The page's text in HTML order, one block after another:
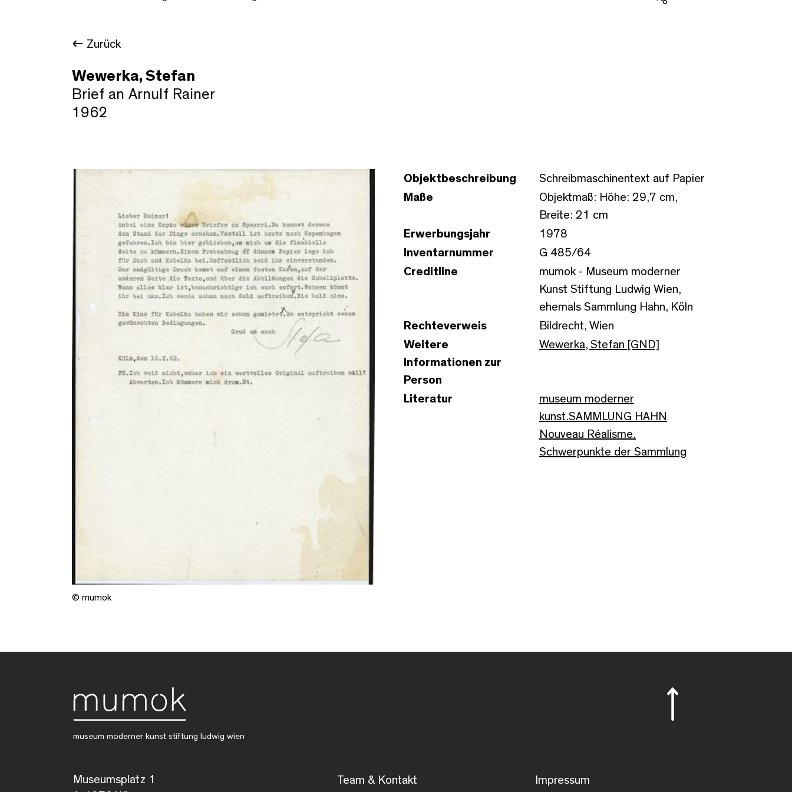
Zurück
Wewerka, Stefan
Brief an Arnulf Rainer
1962
© mumok
Objektbeschreibung
Schreibmaschinentext auf Papier
Maße
Objektmaß: Höhe: 29,7 cm,
Breite: 21 cm
Erwerbungsjahr
1978
Inventarnummer
G 485/64
Creditline
mumok - Museum moderner
Kunst Stiftung Ludwig Wien,
ehemals Sammlung Hahn, Köln
Rechteverweis
Bildrecht, Wien
Weitere
Informationen zur
Person
Wewerka, Stefan [GND]
Literatur
museum moderner
kunst.SAMMLUNG HAHN
Nouveau Réalisme.
Schwerpunkte der Sammlung
museum moderner kunst stiftung ludwig wien
Museumsplatz 1
Team & Kontakt Impressum